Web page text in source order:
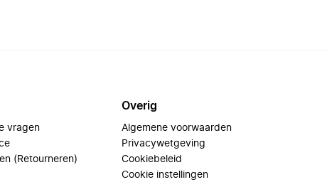
vragen
(Retourneren)
Overig
Algemene voorwaarden
Privacywetgeving
Cookiebeleid
Cookie instellingen